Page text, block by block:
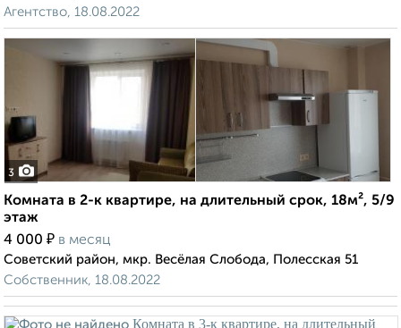
Агентство, 18.08.2022
3
Комната в 2-к квартире, на длительный срок, 18м², 5/9
этаж
4 000 ₽ в месяц
Советский район, мкр. Весёлая Слобода, Полесская 51
Собственник, 18.08.2022